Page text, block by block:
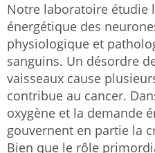
Notre laboratoire étudie
énergétique des
physiologique et
sanguins. Un désordre
vaisseaux cause
contribue au cancer.
oxygène et la demande
gouvernent en partie la
Bien que le rôle